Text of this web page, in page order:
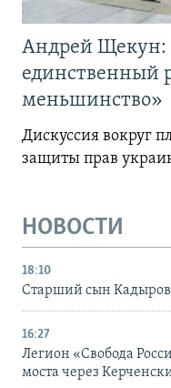
Андрей Щекун:
единственный
меньшинство»
Дискуссия вокруг
защиты прав
НОВОСТИ
18:10
Старший сын
16:27
Легион «Свобода
моста через